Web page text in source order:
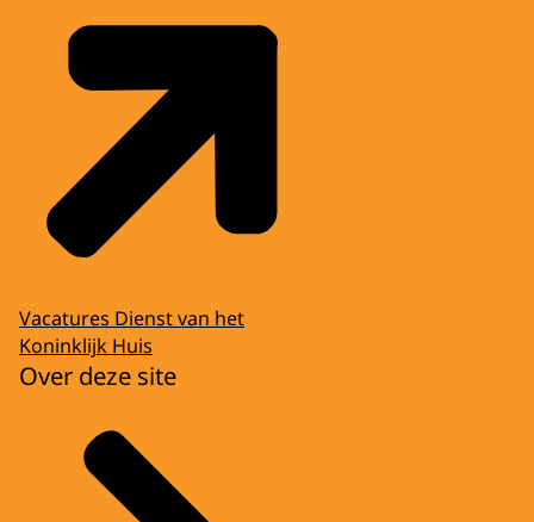
Vacatures Dienst van het
Koninklijk Huis
Over deze site